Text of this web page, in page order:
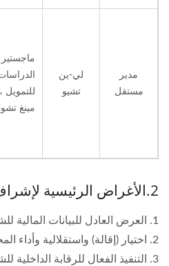
مدير
مستقل
لي-ين
تشيو
ماجستير
للتمويل
مينغ
2.الأغراض الرئيسية لإشراف اللجنة هي:
1. العرض العادل للبيانات المالية للشركة.
2. اختيار (إقالة) واستقلالية وأداء المحاسبين القانونيين المعتمدين.
3. التنفيذ الفعال للرقابة الداخلية للشركة.